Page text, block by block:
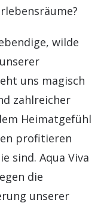
wilde
uns magisch
zahlreicher
Heimatgefühl
profitieren
sind. Aqua Viva
die
unserer